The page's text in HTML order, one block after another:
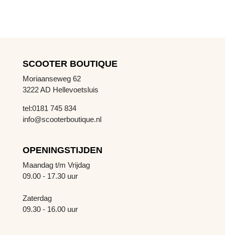
SCOOTER BOUTIQUE
Moriaanseweg 62
3222 AD Hellevoetsluis
tel:0181 745 834
info@scooterboutique.nl
OPENINGSTIJDEN
Maandag t/m Vrijdag
09.00 - 17.30 uur
Zaterdag
09.30 - 16.00 uur